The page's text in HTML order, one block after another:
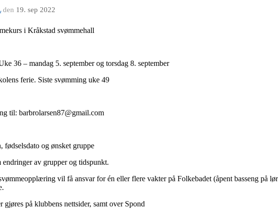
den 19. sep 2022
i Kråkstad svømmehall
36 – mandag 5. september og torsdag 8. september
ferie. Siste svømming uke 49
til: barbrolarsen87@gmail.com
fødselsdato og ønsket gruppe
av grupper og tidspunkt.
vil få ansvar for én eller flere vakter på Folkebadet (åpent basseng på
gjøres på klubbens nettsider, samt over Spond